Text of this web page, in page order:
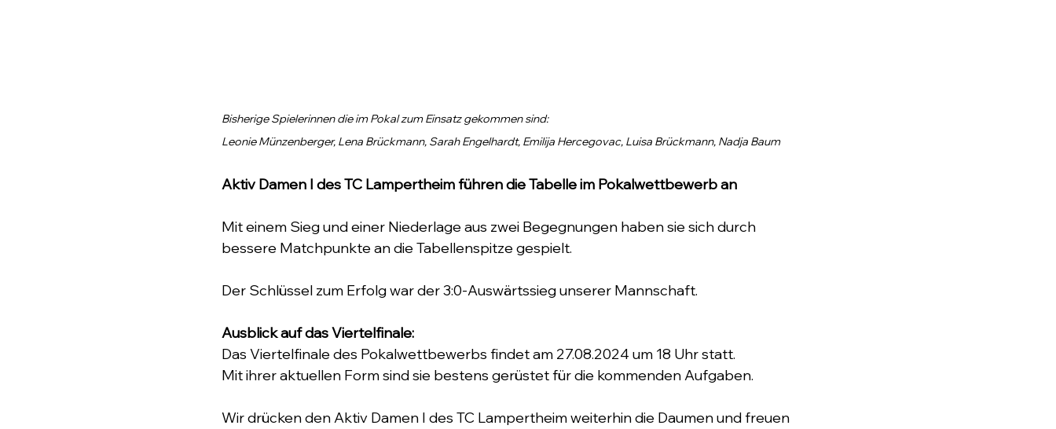
Bisherige Spielerinnen die im Pokal zum Einsatz gekommen sind:
Leonie Münzenberger, Lena Brückmann, Sarah Engelhardt, Emilija Hercegovac, Luisa Brückmann, Nadja Baum
Aktiv Damen I des TC Lampertheim führen die Tabelle im Pokalwettbewerb an
Mit einem Sieg und einer Niederlage aus zwei Begegnungen haben sie sich durch
bessere Matchpunkte an die Tabellenspitze gespielt.
Der Schlüssel zum Erfolg war der 3:0-Auswärtssieg unserer Mannschaft.
Ausblick auf das Viertelfinale:
Das Viertelfinale des Pokalwettbewerbs findet am 27.08.2024 um 18 Uhr statt.
Mit ihrer aktuellen Form sind sie bestens gerüstet für die kommenden Aufgaben.
Wir drücken den Aktiv Damen I des TC Lampertheim weiterhin die Daumen und freuen